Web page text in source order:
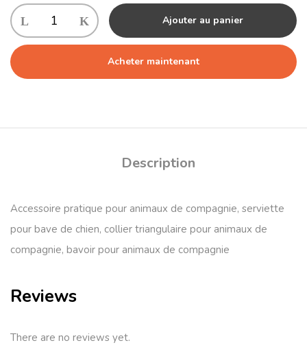
Ajouter au panier
Acheter maintenant
Description
Accessoire pratique pour animaux de compagnie, serviette
pour bave de chien, collier triangulaire pour animaux de
compagnie, bavoir pour animaux de compagnie
Reviews
There are no reviews yet.